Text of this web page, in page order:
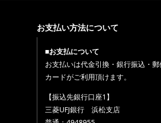
お支払い方法について
■お支払について
お支払いは代金引換・銀行振込・
カードがご利用頂けます。
【振込先銀行口座1】
三菱UFJ銀行 浜松支店